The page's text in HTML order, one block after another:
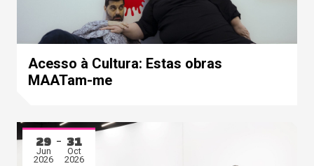
Acesso à Cultura: Estas obras
MAATam-me
29
Jun
2026
31
Oct
2026